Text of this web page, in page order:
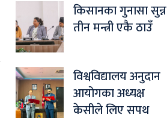
किसानका गुनासा सुन्न
तीन मन्त्री एकै ठाउँ
विश्वविद्यालय अनुदान
आयोगका अध्यक्ष
केसीले लिए सपथ